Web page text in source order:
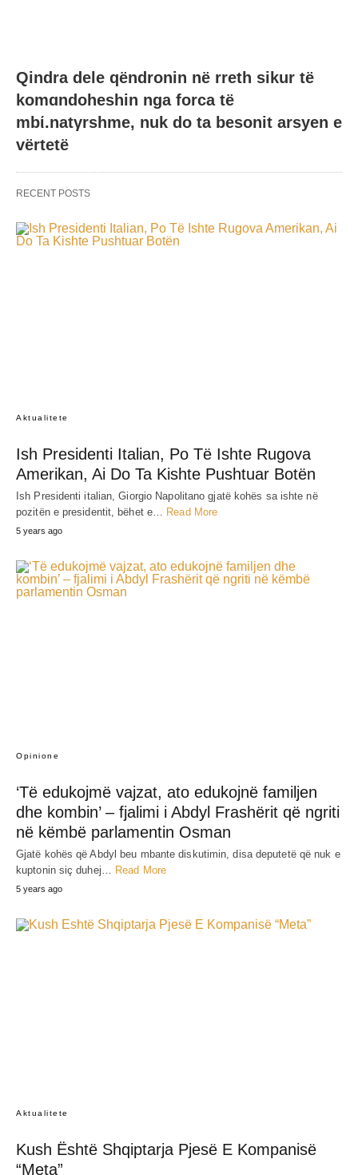
Qindra dele qëndronin në rreth sikur të
komɑndoheshin nga forca të
mbί.natγrshme, nuk do ta besonit arsyen e
vërtetë
RECENT POSTS
Aktualitete
Ish Presidenti Italian, Po Të Ishte Rugova
Amerikan, Ai Do Ta Kishte Pushtuar Botën
Ish Presidenti italian, Giorgio Napolitano gjatë kohës sa ishte në
pozitën e presidentit, bëhet e…
Read More
5 years ago
Opinione
‘Të edukojmë vajzat, ato edukojnë familjen
dhe kombin’ – fjalimi i Abdyl Frashërit që ngriti
në këmbë parlamentin Osman
Gjatë kohës që Abdyl beu mbante diskutimin, disa deputetë që nuk e
kuptonin siç duhej… Read More
5 years ago
Aktualitete
Kush Është Shqiptarja Pjesë E Kompanisë
“Meta”